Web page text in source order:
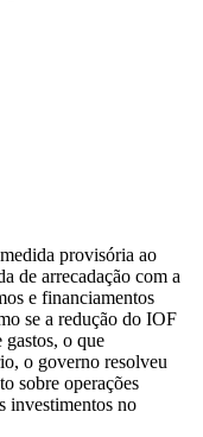
provisória ao
de arrecadação com a
e financiamentos
se a redução do IOF
gastos, o que
o governo resolveu
sobre operações
investimentos no